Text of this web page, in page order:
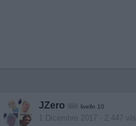
JZero livello 10
1 Dicembre 2017 - 2.447